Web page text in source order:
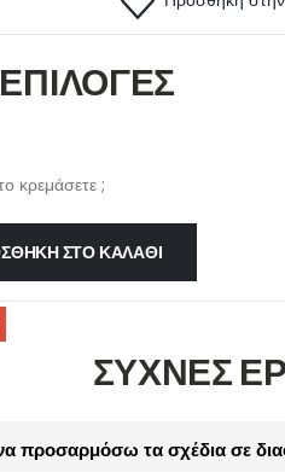
κρεμάσετε ;
ΣΤΟ ΚΑΛΆΘΙ
ΣΥΧΝΕΣ
προσαρμόσω τα σχέδια σε